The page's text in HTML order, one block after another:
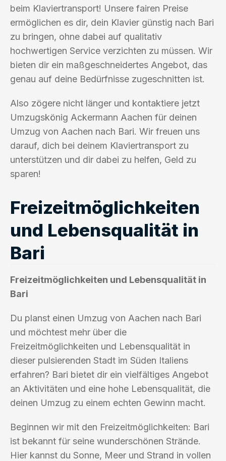
beim Klaviertransport! Unsere fairen Preise
ermöglichen es dir, dein Klavier günstig nach Bari
zu bringen, ohne dabei auf qualitativ
hochwertigen Service verzichten zu müssen. Wir
bieten dir ein maßgeschneidertes Angebot, das
genau auf deine Bedürfnisse zugeschnitten ist.
Also zögere nicht länger und kontaktiere jetzt
Umzugskönig Ackermann Aachen für deinen
Umzug von Aachen nach Bari. Wir freuen uns
darauf, dich bei deinem Klaviertransport zu
unterstützen und dir dabei zu helfen, Geld zu
sparen!
Freizeitmöglichkeiten
und Lebensqualität in
Bari
Freizeitmöglichkeiten und Lebensqualität in
Bari
Du planst einen Umzug von Aachen nach Bari
und möchtest mehr über die
Freizeitmöglichkeiten und Lebensqualität in
dieser pulsierenden Stadt im Süden Italiens
erfahren? Bari bietet dir ein vielfältiges Angebot
an Aktivitäten und eine hohe Lebensqualität, die
deinen Umzug zu einem echten Gewinn macht.
Beginnen wir mit den Freizeitmöglichkeiten: Bari
ist bekannt für seine wunderschönen Strände.
Hier kannst du Sonne, Meer und Strand in vollen